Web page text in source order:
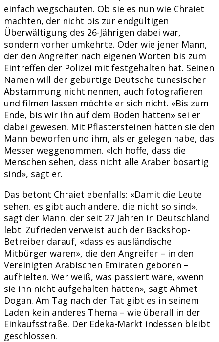
einfach wegschauten. Ob sie es nun wie Chraiet
machten, der nicht bis zur endgültigen
Überwältigung des 26-Jährigen dabei war,
sondern vorher umkehrte. Oder wie jener Mann,
der den Angreifer nach eigenen Worten bis zum
Eintreffen der Polizei mit festgehalten hat. Seinen
Namen will der gebürtige Deutsche tunesischer
Abstammung nicht nennen, auch fotografieren
und filmen lassen möchte er sich nicht. «Bis zum
Ende, bis wir ihn auf dem Boden hatten» sei er
dabei gewesen. Mit Pflastersteinen hätten sie den
Mann beworfen und ihm, als er gelegen habe, das
Messer weggenommen. «Ich hoffe, dass die
Menschen sehen, dass nicht alle Araber bösartig
sind», sagt er.
Das betont Chraiet ebenfalls: «Damit die Leute
sehen, es gibt auch andere, die nicht so sind»,
sagt der Mann, der seit 27 Jahren in Deutschland
lebt. Zufrieden verweist auch der Backshop-
Betreiber darauf, «dass es ausländische
Mitbürger waren», die den Angreifer – in den
Vereinigten Arabischen Emiraten geboren –
aufhielten. Wer weiß, was passiert wäre, «wenn
sie ihn nicht aufgehalten hätten», sagt Ahmet
Dogan. Am Tag nach der Tat gibt es in seinem
Laden kein anderes Thema – wie überall in der
Einkaufsstraße. Der Edeka-Markt indessen bleibt
geschlossen.